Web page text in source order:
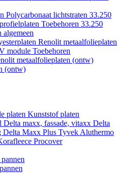
Polycarbonaat lichtstraten 33.250
Toebehoren 33.250
algemeen
Renolit metaalfolieplaten
module Toebehoren
metaalfolieplaten (ontw)
(ontw)
platen Kunststof platen
Delta maxx, fassade, vitaxx Delta
Delta Maxx Plus Tyvek Aluthermo
Procover